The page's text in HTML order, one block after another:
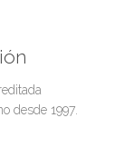
desde 1997.